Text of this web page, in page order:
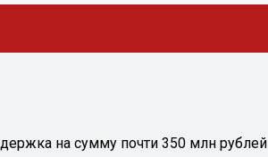
на сумму почти 350 млн рублей